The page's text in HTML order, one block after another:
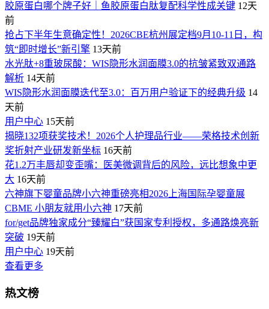
胶原蛋白哪个牌子好｜鱼胶原蛋白肽复配科学性成关键 12天
前
抢占下半年生意确定性！2026CBE杭州展定档9月10-11日，构
筑“即时增长”新引擎 13天前
水光肽+8重玻尿酸：WIS隐形水润面膜3.0的抗皱紧致双通路
解析 14天前
WIS隐形水润面膜迭代至3.0：百万用户验证下的经典升级 14
天前
用户中心 15天前
揭晓132项获奖技术！2026个人护理品行业——荣格技术创新
奖折射产业研发新坐标 16天前
花1.2万丰唇却变歪嘴：医美微调背后的风险，远比想象中更
大 16天前
六神旗下婴童品牌小六神重磅亮相2026上海国际孕婴童展
CBME 小朋友就用小六神 17天前
for/get品牌独家成分“臻耀白”获国家专利授权，多通路焕亮新
突破 19天前
用户中心 19天前
查看更多
热文榜